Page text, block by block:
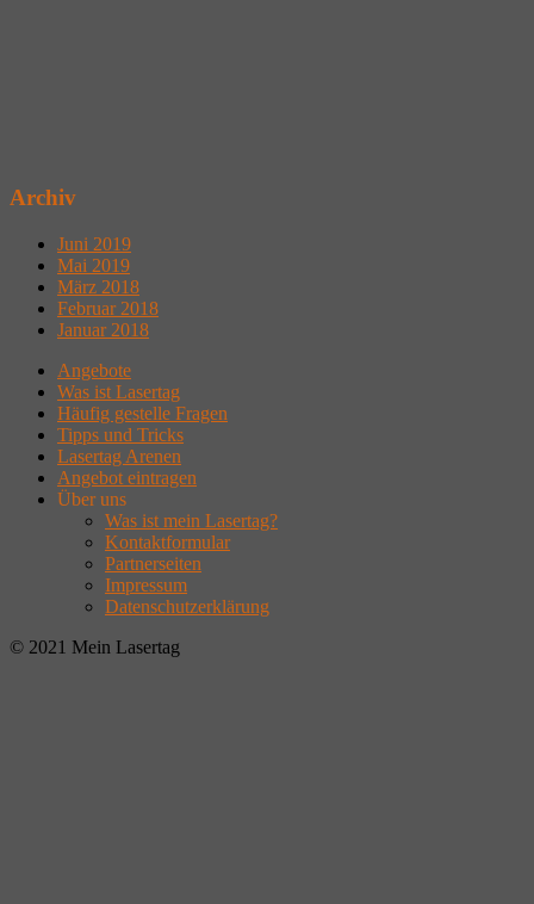
Archiv
Juni 2019
Mai 2019
März 2018
Februar 2018
Januar 2018
Angebote
Was ist Lasertag
Häufig gestelle Fragen
Tipps und Tricks
Lasertag Arenen
Angebot eintragen
Über uns
Was ist mein Lasertag?
Kontaktformular
Partnerseiten
Impressum
Datenschutzerklärung
© 2021 Mein Lasertag